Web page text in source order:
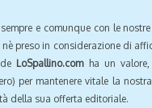
e comunque con le
preso in considerazione di
LoSpallino.comha un valore,
per mantenere vitale la
della sua offerta editoriale.